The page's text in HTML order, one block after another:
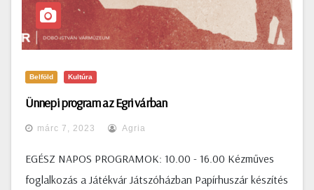
Belföld Kultúra
Ünnepi program az Egri várban
márc 7, 2023 Agria
EGÉSZ NAPOS PROGRAMOK: 10.00 - 16.00 Kézműves
foglalkozás a Játékvár Játszóházban Papírhuszár készítés